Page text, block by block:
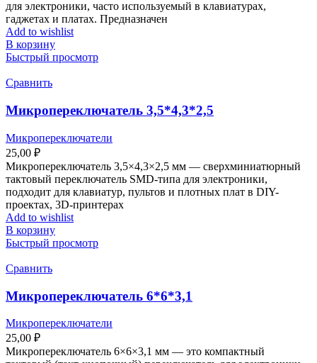
для электроники, часто используемый в клавиатурах,
гаджетах и платах. Предназначен
Add to wishlist
В корзину
Быстрый просмотр
Сравнить
Микропереключатель 3,5*4,3*2,5
Микропереключатели
25,00 ₽
Микропереключатель 3,5×4,3×2,5 мм — сверхминиатюрный
тактовый переключатель SMD-типа для электроники,
подходит для клавиатур, пультов и плотных плат в DIY-
проектах, 3D-принтерах
Add to wishlist
В корзину
Быстрый просмотр
Сравнить
Микропереключатель 6*6*3,1
Микропереключатели
25,00 ₽
Микропереключатель 6×6×3,1 мм — это компактный